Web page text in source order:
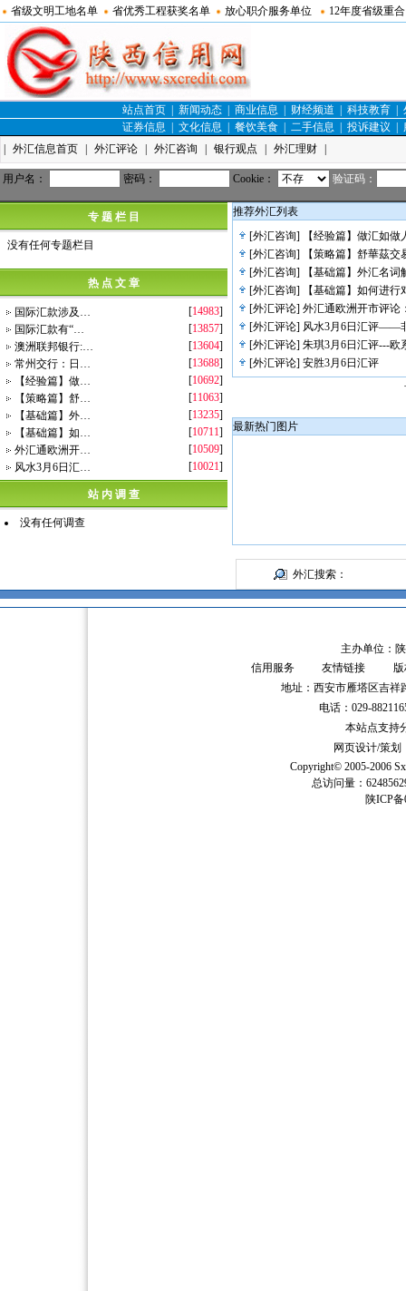
省级文明工地名单 省优秀工程获奖名单 放心职介服务单位 12年度省级重
站点首页 新闻动态 商业信息 财经频道 科技教育
证券信息
文化信息 餐饮美食 二手信息 投诉建议
外汇信息首页 外汇评论 外汇咨询 银行观点 外汇理财
用户名： 密码： Cookie： 验证码：
专 题 栏 目
没有任何专题栏目
热 点 文 章
国际汇款涉及… [14983]
国际汇款有“…
[13857]
澳洲联邦银行:…
[13604]
常州交行：日…
[13688]
【经验篇】做…
[10692]
【策略篇】舒…
[11063]
【基础篇】外…
[13235]
【基础篇】如…
[10711]
外汇通欧洲开…
[10509]
风水3月6日汇…
[10021]
站 内 调 查
没有任何调查
推荐外汇列表
[外汇咨询]
【经验篇】做汇如做
[外汇咨询]
【策略篇】舒華茲交
[外汇咨询]
【基础篇】外汇名词
[外汇咨询]
【基础篇】如何进
[外汇评论] 外汇通欧洲开市评
[外汇评论] 风水3月6日汇评——
[外汇评论] 朱琪3月6日汇评---
[外汇评论] 安胜3月6日汇评
最新热门图片
外汇搜索：
主办单位：
信用服务
友情链接
版
地址：西安市雁塔区吉祥
电话：029-
本站点支持
网页设计/策
Copyright© 2005-2006
总访问量：
陕ICP备